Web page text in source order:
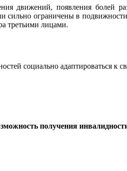
движений, появления болей
сильно ограничены в
третьими лицами.
социально адаптироваться к
получения